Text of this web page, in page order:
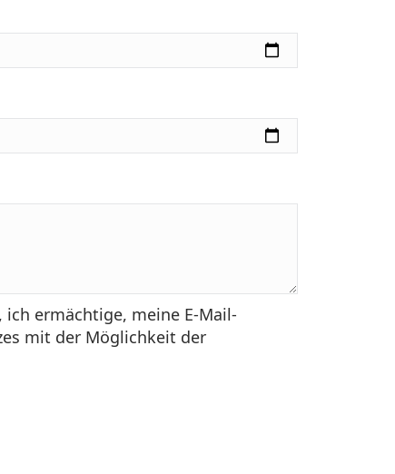
ermächtige, meine E-Mail-
mit der Möglichkeit der